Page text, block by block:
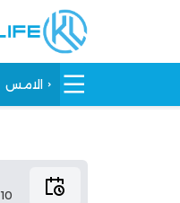
الامس
10 مايو 26